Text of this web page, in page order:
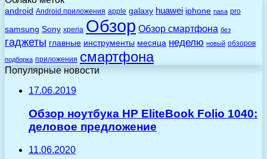
android Android приложения apple galaxy huawei iphone nasa pro
samsung Sony xperia Обзор Обзор смартфона без
гаджеты главные инструменты месяца неделю новый обзоров
подборка приложения смартфона
Популярные новости
17.06.2019
Обзор ноутбука HP EliteBook Folio 1040:
деловое предложение
11.06.2020